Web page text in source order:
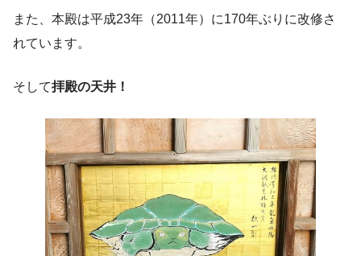
また、本殿は平成23年（2011年）に170年ぶりに改修さ
れています。
そして拝殿の天井！